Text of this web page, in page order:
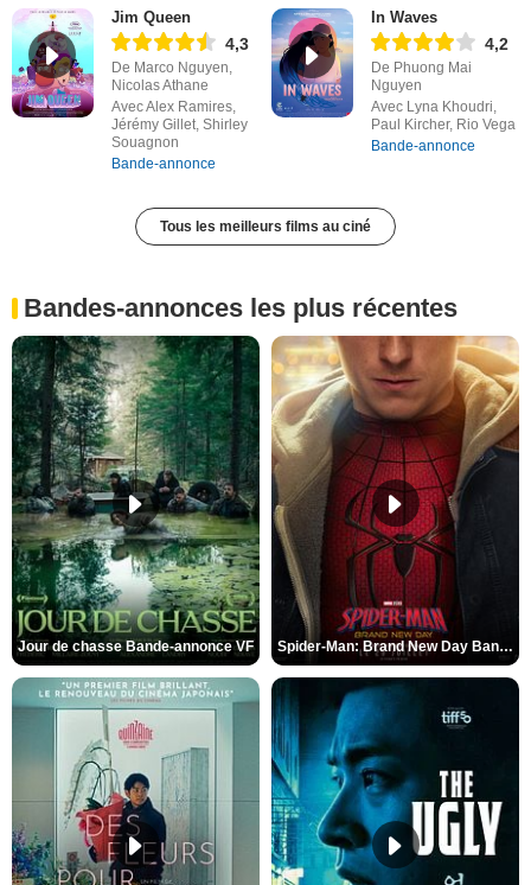
Jim Queen
4,3
De Marco Nguyen,
Nicolas Athane
Avec Alex Ramires,
Jérémy Gillet, Shirley
Souagnon
Bande-annonce
In Waves
4,2
De Phuong Mai
Nguyen
Avec Lyna Khoudri,
Paul Kircher, Rio Vega
Bande-annonce
Tous les meilleurs films au ciné
Bandes-annonces les plus récentes
Jour de chasse Bande-annonce VF Spider-Man: Brand New Day Bande-annonce (3) VO STFR